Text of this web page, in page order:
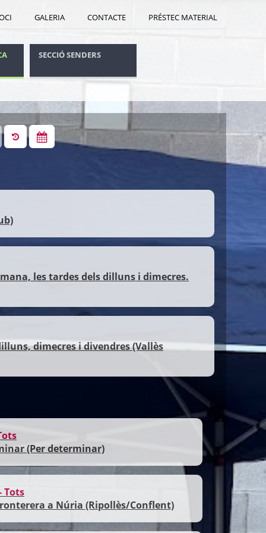
GALERIA CONTACTE PRÉSTEC MATERIAL
SECCIÓ SENDERS
les tardes dels dilluns i dimecres.
dimecres i divendres (Vallès
(Per determinar)
Tots
a Núria (Ripollès/Conflent)
17
18
SET